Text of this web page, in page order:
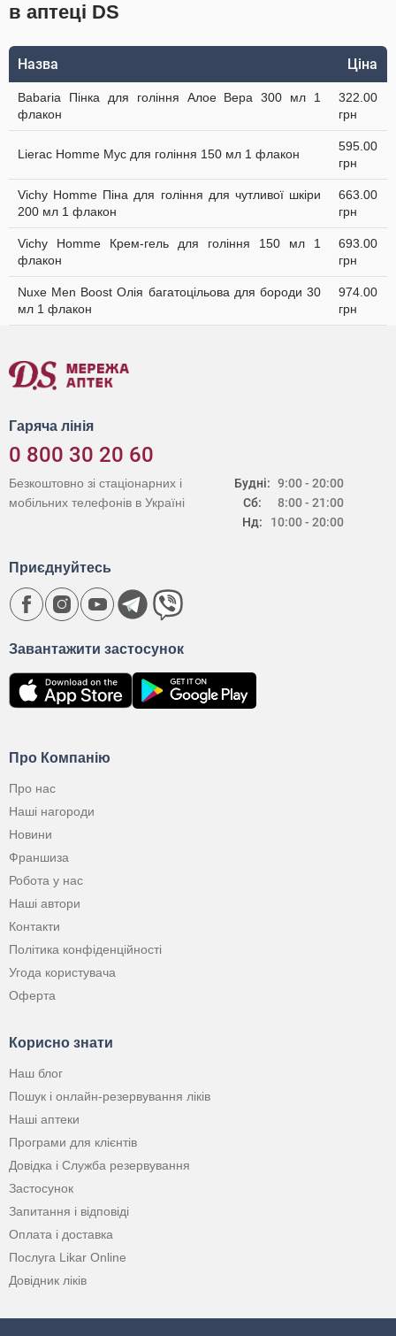
в аптеці DS
Назва Ціна
Babaria Пінка для гоління Алое Вера 300 мл 1
флакон
322.00
грн
Lierac Homme Мус для гоління 150 мл 1 флакон
595.00
грн
Vichy Homme Піна для гоління для чутливої шкіри
200 мл 1 флакон
663.00
грн
Vichy Homme Крем-гель для гоління 150 мл 1
флакон
693.00
грн
Nuxe Men Boost Олія багатоцільова для бороди 30
мл 1 флакон
974.00
грн
Гаряча лінія
0 800 30 20 60
Будні:
Сб:
Нд:
9:00 - 20:00
8:00 - 21:00
10:00 - 20:00
Безкоштовно зі стаціонарних і
мобільних телефонів в Україні
Про Компанію
Про нас
Наші нагороди
Новини
Франшиза
Робота у нас
Наші автори
Контакти
Політика конфіденційності
Угода користувача
Оферта
Корисно знати
Наш блог
Пошук і онлайн-резервування ліків
Наші аптеки
Програми для клієнтів
Довідка і Служба резервування
Застосунок
Запитання і відповіді
Оплата і доставка
Послуга Likar Online
Довідник ліків
Завантажити застосунок
Приєднуйтесь